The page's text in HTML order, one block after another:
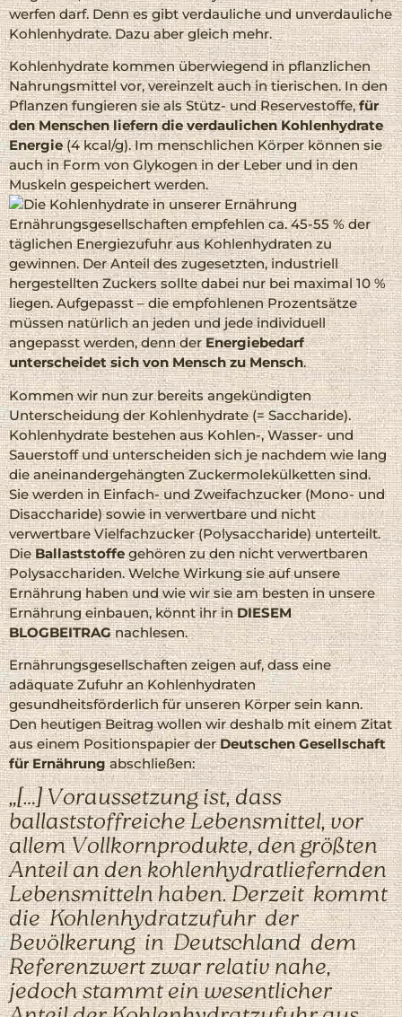
werfen darf. Denn es gibt verdauliche und unverdauliche
Kohlenhydrate. Dazu aber gleich mehr.
Kohlenhydrate kommen überwiegend in pflanzlichen
Nahrungsmittel vor, vereinzelt auch in tierischen. In den
Pflanzen fungieren sie als Stütz- und Reservestoffe,für
den Menschen liefern die verdaulichen Kohlenhydrate
Energie(4 kcal/g). Im menschlichen Körper können sie
auch in Form von Glykogen in der Leber und in den
Muskeln gespeichert werden.
Ernährungsgesellschaften empfehlen ca. 45-55 % der
täglichen Energiezufuhr aus Kohlenhydraten zu
gewinnen. Der Anteil des zugesetzten, industriell
hergestellten Zuckers sollte dabei nur bei maximal 10 %
liegen. Aufgepasst – die empfohlenen Prozentsätze
müssen natürlich an jeden und jede individuell
angepasst werden, denn derEnergiebedarf
unterscheidet sich von Mensch zu Mensch.
Kommen wir nun zur bereits angekündigten
Unterscheidung der Kohlenhydrate (= Saccharide).
Kohlenhydrate bestehen aus Kohlen-, Wasser- und
Sauerstoff und unterscheiden sich je nachdem wie lang
die aneinandergehängten Zuckermolekülketten sind.
Sie werden in Einfach- und Zweifachzucker (Mono- und
Disaccharide) sowie in verwertbare und nicht
verwertbare Vielfachzucker (Polysaccharide) unterteilt.
DieBallaststoffegehören zu den nicht verwertbaren
Polysacchariden. Welche Wirkung sie auf unsere
Ernährung haben und wie wir sie am besten in unsere
Ernährung einbauen, könnt ihr inDIESEM
BLOGBEITRAGnachlesen.
Ernährungsgesellschaften zeigen auf, dass eine
adäquate Zufuhr an Kohlenhydraten
gesundheitsförderlich für unseren Körper sein kann.
Den heutigen Beitrag wollen wir deshalb mit einem Zitat
aus einem Positionspapier derDeutschen Gesellschaft
für Ernährungabschließen:
„[…] Voraussetzung ist, dass
ballaststoffreiche Lebensmittel, vor
allem Vollkornprodukte, den größten
Anteil an den kohlenhydratliefernden
Lebensmitteln haben. Derzeit kommt
die Kohlenhydratzufuhr der
Bevölkerung in Deutschland dem
Referenzwert zwar relativ nahe,
jedoch stammt ein wesentlicher